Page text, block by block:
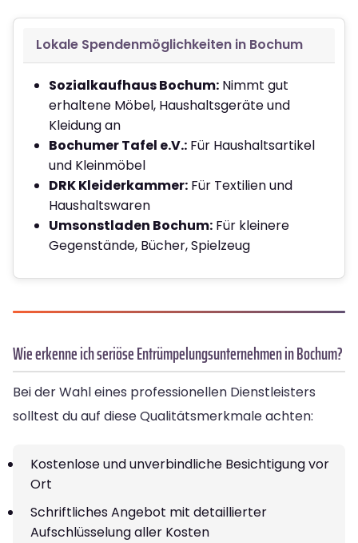
Lokale Spendenmöglichkeiten in Bochum
Sozialkaufhaus Bochum: Nimmt gut
erhaltene Möbel, Haushaltsgeräte und
Kleidung an
Bochumer Tafel e.V.: Für Haushaltsartikel
und Kleinmöbel
DRK Kleiderkammer: Für Textilien und
Haushaltswaren
Umsonstladen Bochum: Für kleinere
Gegenstände, Bücher, Spielzeug
Wie erkenne ich seriöse Entrümpelungsunternehmen in Bochum?
Bei der Wahl eines professionellen Dienstleisters
solltest du auf diese Qualitätsmerkmale achten:
Kostenlose und unverbindliche Besichtigung vor
Ort
Schriftliches Angebot mit detaillierter
Aufschlüsselung aller Kosten